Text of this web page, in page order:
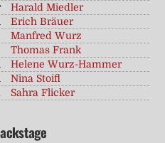
Harald Miedler
Erich Bräuer
Manfred Wurz
Thomas Frank
Helene Wurz-Hammer
Nina Stoifl
Sahra Flicker